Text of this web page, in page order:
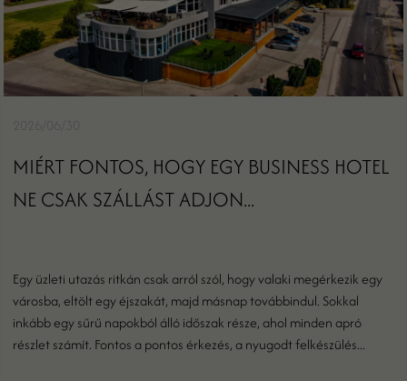
MIÉRT FONTOS, HOGY EGY BUSINESS HOTEL
NE CSAK SZÁLLÁST ADJON...
Egy üzleti utazás ritkán csak arról szól, hogy valaki megérkezik egy
városba, eltölt egy éjszakát, majd másnap továbbindul. Sokkal
inkább egy sűrű napokból álló időszak része, ahol minden apró
részlet számít. Fontos a pontos érkezés, a nyugodt felkészülés...